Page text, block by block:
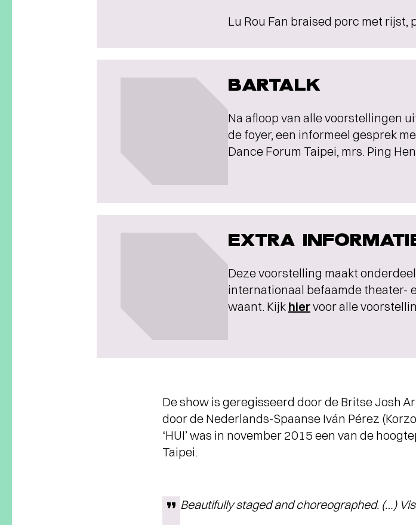
Lu Rou Fan braised porc met rijst,
BARTALK
Na afloop van alle voorstellingen
de foyer, een informeel gesprek
Dance Forum Taipei, mrs. Ping
EXTRA
Deze voorstelling maakt
internationaal befaamde theater-
waant. Kijk hiervoor alle
De show is geregisseerd door de Britse Josh
door de Nederlands-Spaanse Iván Pérez
‘HUI’ was in november 2015 een van de
Taipei.
Beautifully staged and choreographed. (…)